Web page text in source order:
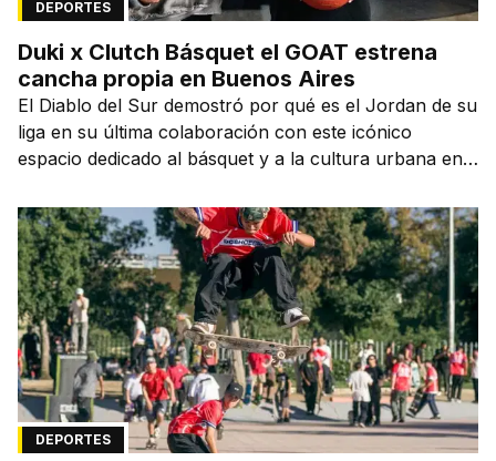
DEPORTES
Duki x Clutch Básquet el GOAT estrena
cancha propia en Buenos Aires
El Diablo del Sur demostró por qué es el Jordan de su
liga en su última colaboración con este icónico
espacio dedicado al básquet y a la cultura urbana en
DEPORTES